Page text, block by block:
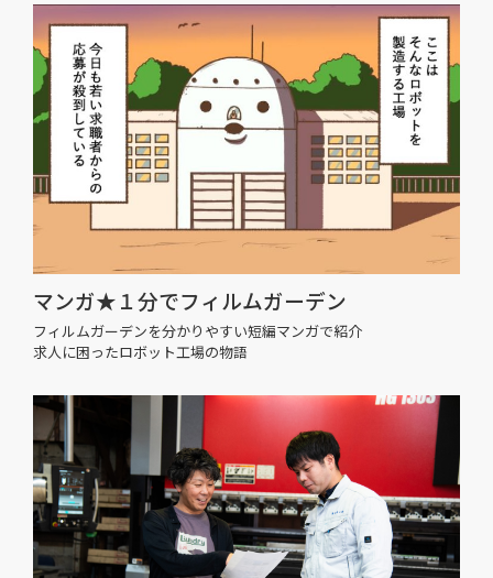
マンガ★１分でフィルムガーデン
フィルムガーデンを分かりやすい短編マンガで紹介
求人に困ったロボット工場の物語